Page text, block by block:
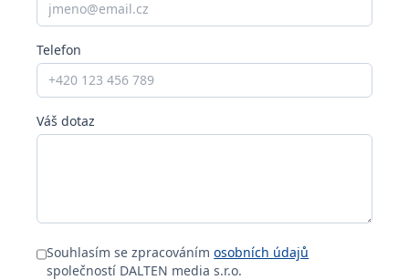
Telefon
Váš dotaz
Souhlasím se zpracovánímosobních údajů
společností DALTEN media s.r.o.